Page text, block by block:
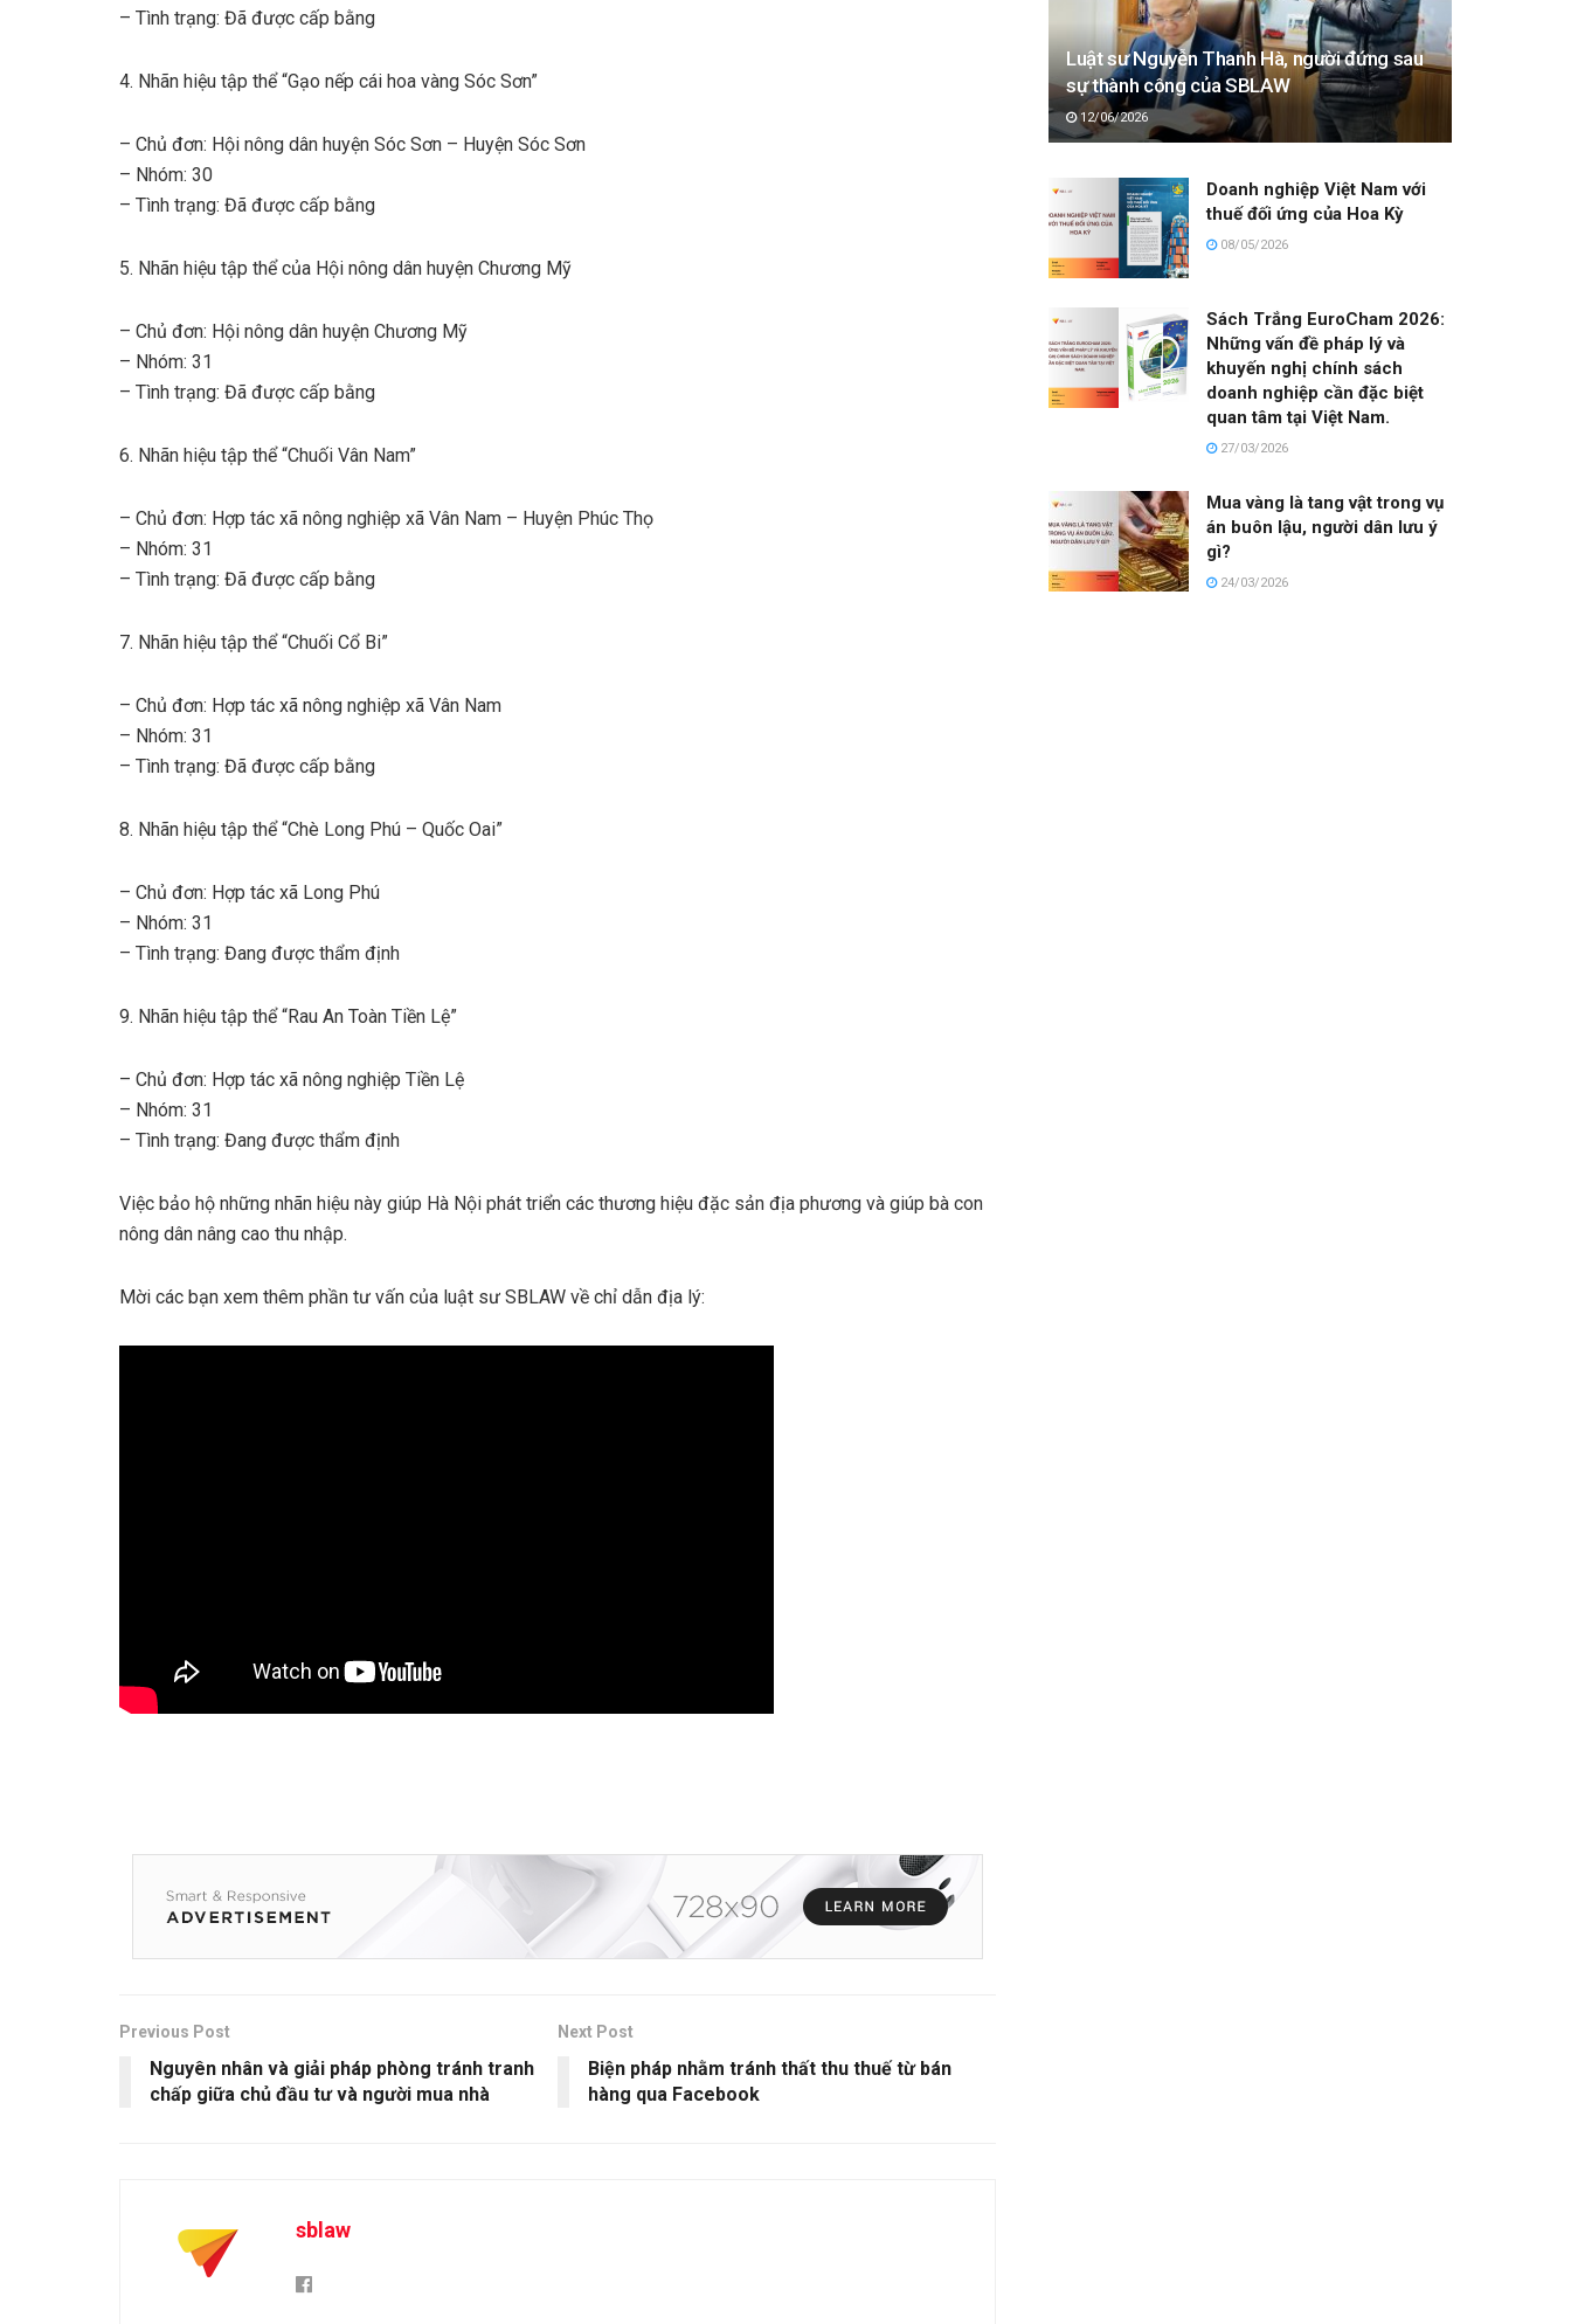
– Tình trạng: Đã được cấp bằng
4. Nhãn hiệu tập thể “Gạo nếp cái hoa vàng Sóc Sơn”
– Chủ đơn: Hội nông dân huyện Sóc Sơn – Huyện Sóc Sơn
– Nhóm: 30
– Tình trạng: Đã được cấp bằng
5. Nhãn hiệu tập thể của Hội nông dân huyện Chương Mỹ
– Chủ đơn: Hội nông dân huyện Chương Mỹ
– Nhóm: 31
– Tình trạng: Đã được cấp bằng
6. Nhãn hiệu tập thể “Chuối Vân Nam”
– Chủ đơn: Hợp tác xã nông nghiệp xã Vân Nam – Huyện Phúc Thọ
– Nhóm: 31
– Tình trạng: Đã được cấp bằng
7. Nhãn hiệu tập thể “Chuối Cổ Bi”
– Chủ đơn: Hợp tác xã nông nghiệp xã Vân Nam
– Nhóm: 31
– Tình trạng: Đã được cấp bằng
8. Nhãn hiệu tập thể “Chè Long Phú – Quốc Oai”
– Chủ đơn: Hợp tác xã Long Phú
– Nhóm: 31
– Tình trạng: Đang được thẩm định
9. Nhãn hiệu tập thể “Rau An Toàn Tiền Lệ”
– Chủ đơn: Hợp tác xã nông nghiệp Tiền Lệ
– Nhóm: 31
– Tình trạng: Đang được thẩm định
Việc bảo hộ những nhãn hiệu này giúp Hà Nội phát triển các thương hiệu đặc sản địa phương và giúp bà con
nông dân nâng cao thu nhập.
Mời các bạn xem thêm phần tư vấn của luật sư SBLAW về chỉ dẫn địa lý:
Previous Post
Nguyên nhân và giải pháp phòng tránh tranh
chấp giữa chủ đầu tư và người mua nhà
Next Post
Biện pháp nhằm tránh thất thu thuế từ bán
hàng qua Facebook
sblaw
Luật sư Nguyễn Thanh Hà, người đứng sau
sự thành công của SBLAW
12/06/2026
Doanh nghiệp Việt Nam với
thuế đối ứng của Hoa Kỳ
08/05/2026
Sách Trắng EuroCham 2026:
Những vấn đề pháp lý và
khuyến nghị chính sách
doanh nghiệp cần đặc biệt
quan tâm tại Việt Nam.
27/03/2026
Mua vàng là tang vật trong vụ
án buôn lậu, người dân lưu ý
gì?
24/03/2026